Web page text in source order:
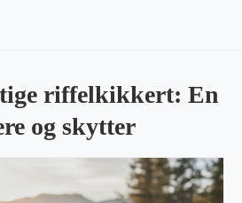
riffelkikkert: En
og skytter